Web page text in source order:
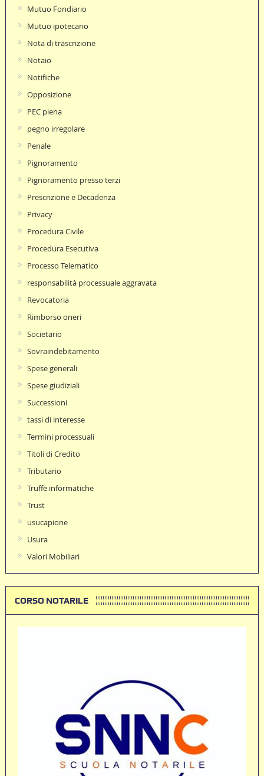
Mutuo Fondiario
Mutuo ipotecario
Nota di trascrizione
Notaio
Notifiche
Opposizione
PEC piena
pegno irregolare
Penale
Pignoramento
Pignoramento presso terzi
Prescrizione e Decadenza
Privacy
Procedura Civile
Procedura Esecutiva
Processo Telematico
responsabilità processuale aggravata
Revocatoria
Rimborso oneri
Societario
Sovraindebitamento
Spese generali
Spese giudiziali
Successioni
tassi di interesse
Termini processuali
Titoli di Credito
Tributario
Truffe informatiche
Trust
usucapione
Usura
Valori Mobiliari
CORSO NOTARILE